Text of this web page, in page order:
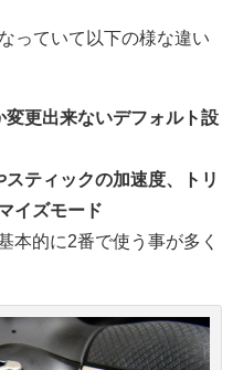
っていて以下の様な違い
更出来ないデフォルト設
ティックの加速度、トリ
イズモード
本的に2番で使う事が多く